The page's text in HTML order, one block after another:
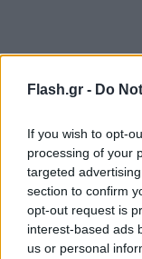
Flash.gr - Do
If you wish to opt-
processing of your
targeted
section to confirm
opt-out request is
interest-based ads
us or personal
FLASH